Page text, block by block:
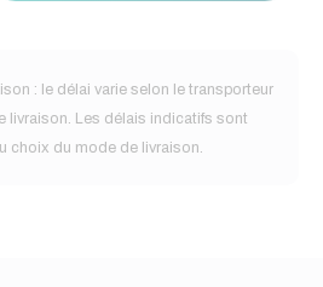
: le délai varie selon le transporteur
livraison. Les délais indicatifs sont
choix du mode de livraison.